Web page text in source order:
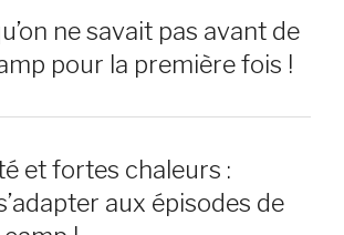
ne savait pas avant de
pour la première fois !
et fortes chaleurs :
aux épisodes de